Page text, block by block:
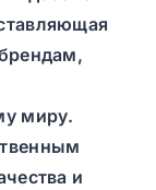
миру.
и